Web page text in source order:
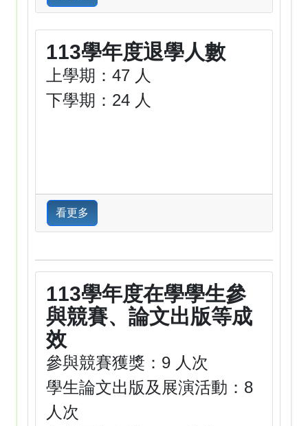
113學年度退學人數
上學期：47 人
下學期：24 人
看更多
113學年度在學學生參
與競賽、論文出版等成
效
參與競賽獲獎：9 人次
學生論文出版及展演活動：8
人次